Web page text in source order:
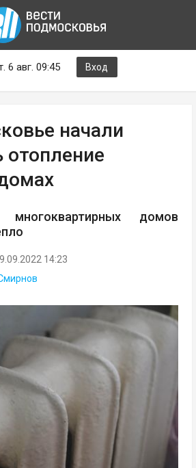
6 авг. 09:45 Вход
начали
отопление
домов
14:23